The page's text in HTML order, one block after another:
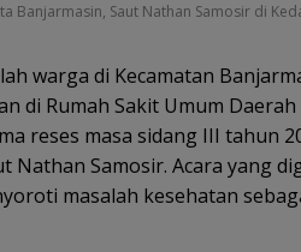
Banjarmasin, Saut Nathan Samosir di
warga di Kecamatan
di Rumah Sakit Umum Daerah
reses masa sidang III tahun
Nathan Samosir. Acara yang
masalah kesehatan